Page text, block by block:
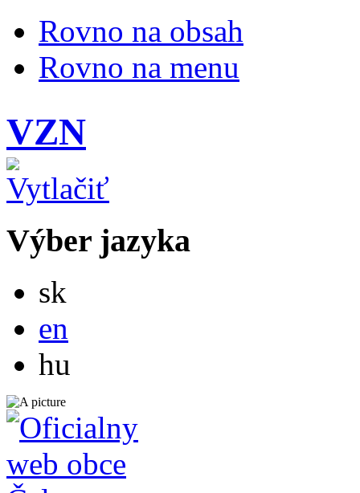
Rovno na obsah
Rovno na menu
VZN
Výber jazyka
sk
en
hu